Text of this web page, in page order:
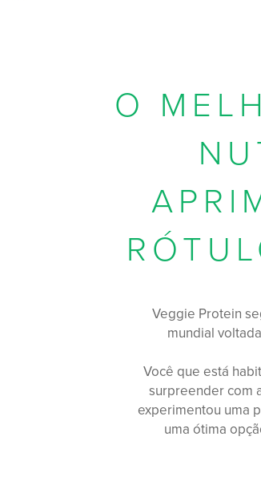
O
Veggie Protein
mundial
Você que está
surpreender com
experimentou uma
uma ótima